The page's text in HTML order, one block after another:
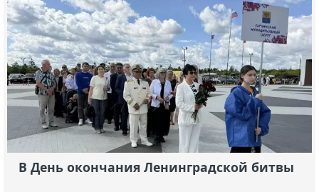
В День окончания Ленинградской битвы